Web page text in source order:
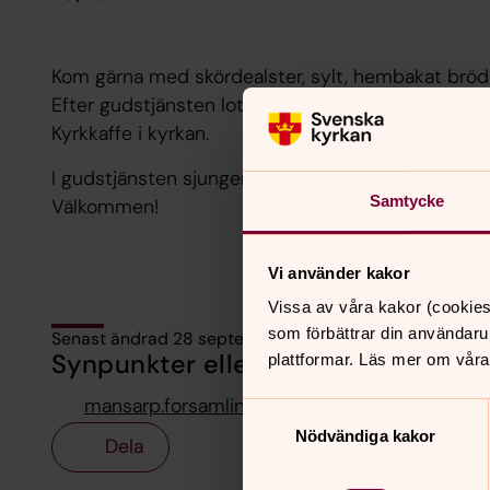
Samtycke
Vi använder kakor
Vissa av våra kakor
som förbättrar din
plattformar. Läs mer om
Samtyckesval
Nödvändiga kakor
Kom gärna med skördealster, sylt, hembakat
Efter gudstjänsten lottas gåvorna ut
Kyrkkaffe i kyrkan.
I gudstjänsten sjunger Kyrkokören igen och
Välkommen!
Senast ändrad 28 september 2021
Synpunkter eller frågor på sidans
mansarp.forsamling@svenskakyrkan.se
Dela